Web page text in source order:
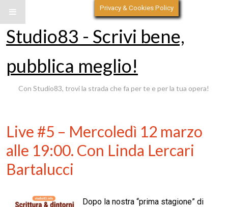
Studio83 - Scrivi bene,
pubblica meglio!
Con Studio83, trovi la strada che fa per te e per la tua opera!
Live #5 – Mercoledì 12 marzo
alle 19:00. Con Linda Lercari
Bartalucci
Dopo la nostra “prima stagione” di
Privacy & Cookies Policy